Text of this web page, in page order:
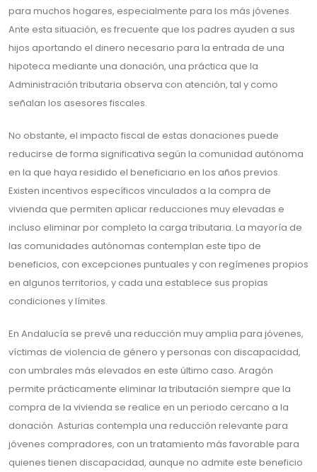
para muchos hogares, especialmente para los más jóvenes.
Ante esta situación, es frecuente que los padres ayuden a sus
hijos aportando el dinero necesario para la entrada de una
hipoteca mediante una donación, una práctica que la
Administración tributaria observa con atención, tal y como
señalan los asesores fiscales.
No obstante, el impacto fiscal de estas donaciones puede
reducirse de forma significativa según la comunidad autónoma
en la que haya residido el beneficiario en los años previos.
Existen incentivos específicos vinculados a la compra de
vivienda que permiten aplicar reducciones muy elevadas e
incluso eliminar por completo la carga tributaria. La mayoría de
las comunidades autónomas contemplan este tipo de
beneficios, con excepciones puntuales y con regímenes propios
en algunos territorios, y cada una establece sus propias
condiciones y límites.
En Andalucía se prevé una reducción muy amplia para jóvenes,
víctimas de violencia de género y personas con discapacidad,
con umbrales más elevados en este último caso. Aragón
permite prácticamente eliminar la tributación siempre que la
compra de la vivienda se realice en un periodo cercano a la
donación. Asturias contempla una reducción relevante para
jóvenes compradores, con un tratamiento más favorable para
quienes tienen discapacidad, aunque no admite este beneficio